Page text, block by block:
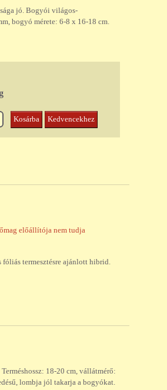
jó. Bogyói világos-
bogyó mérete: 6-8 x 16-18 cm.
Kosárba Kedvencekhez
előállítója nem tudja
fóliás termesztésre ajánlott hibrid.
18-20 cm, vállátmérő:
lombja jól takarja a bogyókat.